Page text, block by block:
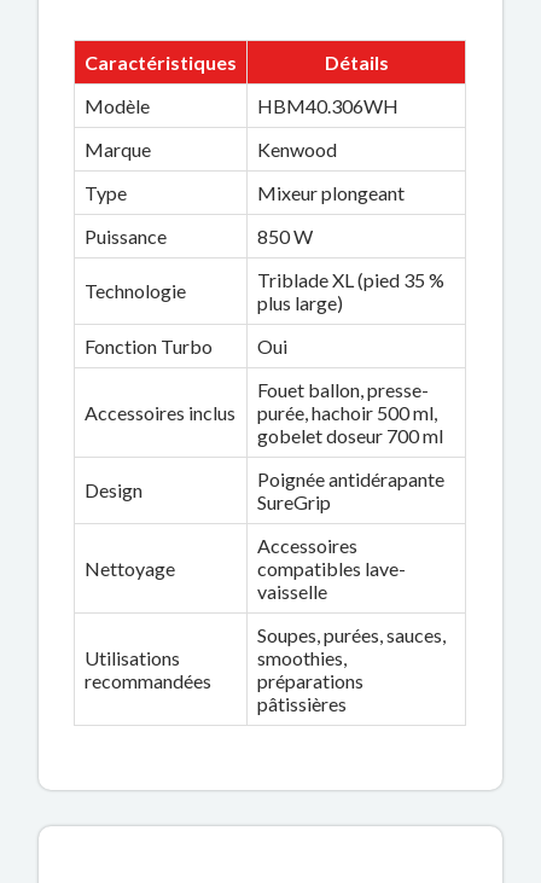
Caractéristiques
Détails
Modèle
HBM40.306WH
Marque
Kenwood
Type
Mixeur plongeant
Puissance
850 W
Technologie
Triblade XL (pied 35 %
plus large)
Fonction Turbo
Oui
Accessoires inclus
Fouet ballon, presse-
purée, hachoir 500 ml,
gobelet doseur 700 ml
Design
Poignée antidérapante
SureGrip
Nettoyage
Accessoires
compatibles lave-
vaisselle
Utilisations
recommandées
Soupes, purées, sauces,
smoothies,
préparations
pâtissières